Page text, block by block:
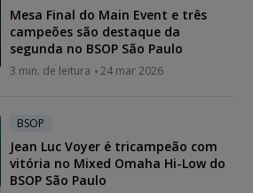
Mesa Final do Main Event e três
campeões são destaque da
segunda no BSOP São Paulo
3 min. de leitura 24 mar 2026
BSOP
Jean Luc Voyer é tricampeão com
vitória no Mixed Omaha Hi-Low do
BSOP São Paulo